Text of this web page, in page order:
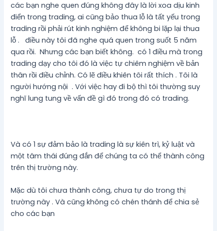
các bạn nghe quen đúng không đây là lời xoa dịu kinh
điển trong trading, ai cũng bảo thua lỗ là tất yếu trong
trading rồi phải rút kinh nghiệm để không bi lặp lại thua
lỗ . điều này tôi đã nghe quá quen trong suốt 5 năm
qua rồi. Nhưng các bạn biết không. có 1 điều mà trong
trading dạy cho tôi đó là việc tự chiêm nghiệm về bản
thân rồi điều chỉnh. Có lẽ điều khiên tôi rất thích . Tôi là
người hướng nội . Với việc hay đi bộ thì tôi thường suy
nghĩ lung tung về vấn đề gì đó trong đó có trading.
Và có 1 sự đảm bảo là trading là sự kiên trì, kỷ luật và
một tâm thái đúng đắn để chúng ta có thể thành công
trên thị trường này.
Mặc dù tôi chưa thành công, chưa tự do trong thị
trường này . Và cũng không có chén thánh để chia sẻ
cho các bạn